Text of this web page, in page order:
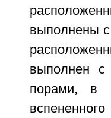
выполнены
выполнен
порами, в